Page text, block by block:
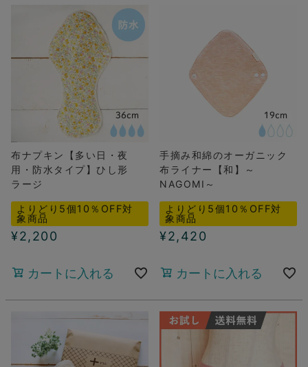
布ナプキン【多い日・夜
用・防水タイプ】ひし形
ラージ
よりどり5個10％OFF対
象商品
¥2,200
カートに入れる
手摘み和綿のオーガニック
布ライナー【和】～
NAGOMI～
よりどり5個10％OFF対
象商品
¥2,420
カートに入れる